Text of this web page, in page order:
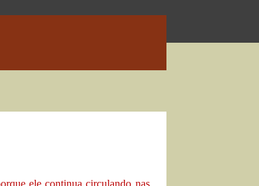
ele continua circulando nas